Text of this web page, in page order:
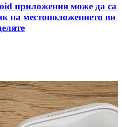
приложения може да са
на местоположението ви